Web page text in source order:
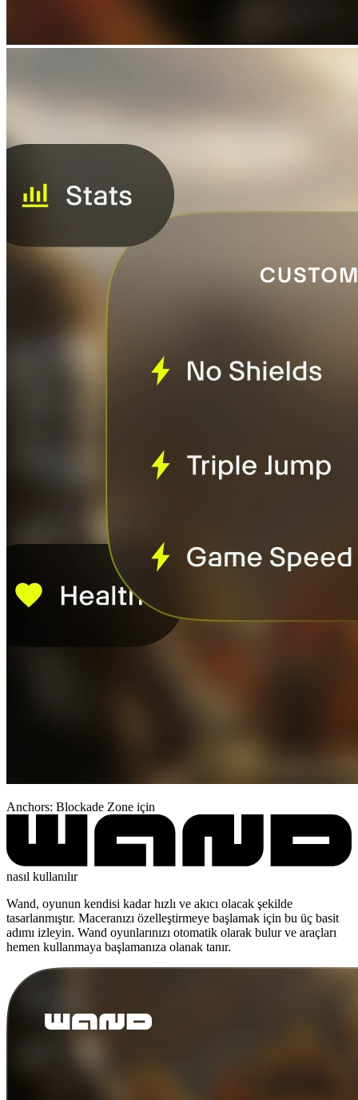
Anchors: Blockade Zone için
nasıl kullanılır
Wand, oyunun kendisi kadar hızlı ve akıcı olacak şekilde
tasarlanmıştır. Maceranızı özelleştirmeye başlamak için bu üç basit
adımı izleyin. Wand oyunlarınızı otomatik olarak bulur ve araçları
hemen kullanmaya başlamanıza olanak tanır.